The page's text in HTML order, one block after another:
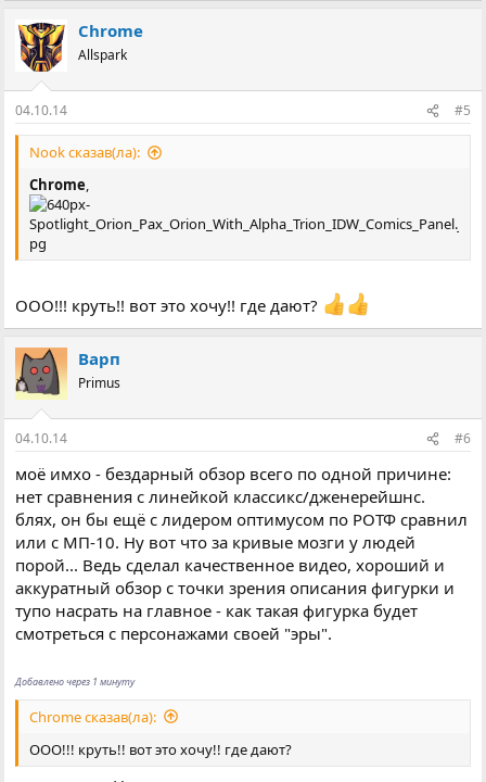
к
ц
і
Chrome
Allspark
04.10.14 #5
Nook сказав(ла):
Chrome,
ООО!!! круть!! вот это хочу!! где дают?
Варп
Primus
04.10.14 #6
моё имхо - бездарный обзор всего по одной причине:
нет сравнения с линейкой классикс/дженерейшнс.
блях, он бы ещё с лидером оптимусом по РОТФ сравнил
или с МП-10. Ну вот что за кривые мозги у людей
порой... Ведь сделал качественное видео, хороший и
аккуратный обзор с точки зрения описания фигурки и
тупо насрать на главное - как такая фигурка будет
смотреться с персонажами своей "эры".
Добавлено через 1 минуту
Chrome сказав(ла):
ООО!!! круть!! вот это хочу!! где дают?